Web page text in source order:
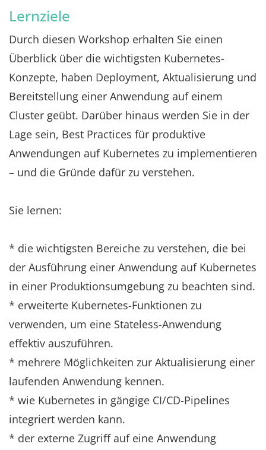
Lernziele
Durch diesen Workshop erhalten Sie einen
Überblick über die wichtigsten Kubernetes-
Konzepte, haben Deployment, Aktualisierung und
Bereitstellung einer Anwendung auf einem
Cluster geübt. Darüber hinaus werden Sie in der
Lage sein, Best Practices für produktive
Anwendungen auf Kubernetes zu implementieren
– und die Gründe dafür zu verstehen.
Sie lernen:
* die wichtigsten Bereiche zu verstehen, die bei
der Ausführung einer Anwendung auf Kubernetes
in einer Produktionsumgebung zu beachten sind.
* erweiterte Kubernetes-Funktionen zu
verwenden, um eine Stateless-Anwendung
effektiv auszuführen.
* mehrere Möglichkeiten zur Aktualisierung einer
laufenden Anwendung kennen.
* wie Kubernetes in gängige CI/CD-Pipelines
integriert werden kann.
* der externe Zugriff auf eine Anwendung